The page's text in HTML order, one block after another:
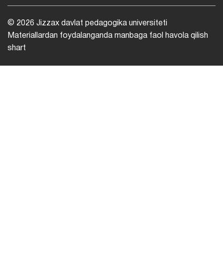
© 2026 Jizzax davlat pedagogika universiteti
Materiallardan foydalanganda manbaga faol havola qilish
shart